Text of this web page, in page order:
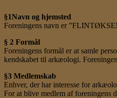
§1Navn og hjemsted
Foreningens navn er
§ 2 Formål
Foreningens formål er at samle
kendskabet til arkæologi.
§3 Medlemskab
Enhver, der har interesse for
For at blive medlem af foreningens